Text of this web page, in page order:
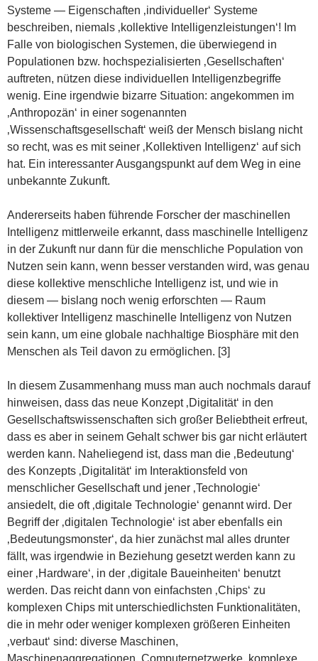
Systeme — Eigenschaften ‚individueller‘ Systeme
beschreiben, niemals ‚kollektive Intelligenzleistungen‘! Im
Falle von biologischen Systemen, die überwiegend in
Populationen bzw. hochspezialisierten ‚Gesellschaften‘
auftreten, nützen diese individuellen Intelligenzbegriffe
wenig. Eine irgendwie bizarre Situation: angekommen im
‚Anthropozän‘ in einer sogenannten
‚Wissenschaftsgesellschaft‘ weiß der Mensch bislang nicht
so recht, was es mit seiner ‚Kollektiven Intelligenz‘ auf sich
hat. Ein interessanter Ausgangspunkt auf dem Weg in eine
unbekannte Zukunft.
Andererseits haben führende Forscher der maschinellen
Intelligenz mittlerweile erkannt, dass maschinelle Intelligenz
in der Zukunft nur dann für die menschliche Population von
Nutzen sein kann, wenn besser verstanden wird, was genau
diese kollektive menschliche Intelligenz ist, und wie in
diesem — bislang noch wenig erforschten — Raum
kollektiver Intelligenz maschinelle Intelligenz von Nutzen
sein kann, um eine globale nachhaltige Biosphäre mit den
Menschen als Teil davon zu ermöglichen. [3]
In diesem Zusammenhang muss man auch nochmals darauf
hinweisen, dass das neue Konzept ‚Digitalität‘ in den
Gesellschaftswissenschaften sich großer Beliebtheit erfreut,
dass es aber in seinem Gehalt schwer bis gar nicht erläutert
werden kann. Naheliegend ist, dass man die ‚Bedeutung‘
des Konzepts ‚Digitalität‘ im Interaktionsfeld von
menschlicher Gesellschaft und jener ‚Technologie‘
ansiedelt, die oft ‚digitale Technologie‘ genannt wird. Der
Begriff der ‚digitalen Technologie‘ ist aber ebenfalls ein
‚Bedeutungsmonster‘, da hier zunächst mal alles drunter
fällt, was irgendwie in Beziehung gesetzt werden kann zu
einer ‚Hardware‘, in der ‚digitale Baueinheiten‘ benutzt
werden. Das reicht dann von einfachsten ‚Chips‘ zu
komplexen Chips mit unterschiedlichsten Funktionalitäten,
die in mehr oder weniger komplexen größeren Einheiten
‚verbaut‘ sind: diverse Maschinen,
Maschinenaggregationen, Computernetzwerke, komplexe